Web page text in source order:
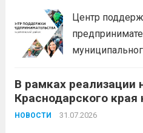
Центр
БЕСПЛАТНЫЕ
Бухгалтерский
деклараций;
В рамках реализации
Краснодарского края
проекта
НОВОСТИ 31.07.2026